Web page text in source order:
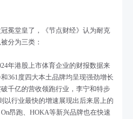
冕堂皇了，《节点财经》认为耐克
分为三类：
年港股上市体育企业的财报数据来
361度四大本土品牌均呈现强劲增长
千亿的营收领跑行业，李宁和特步
以行业最快的增速展现出后来居上的
昂跑、HOKA等新兴品牌也在快速